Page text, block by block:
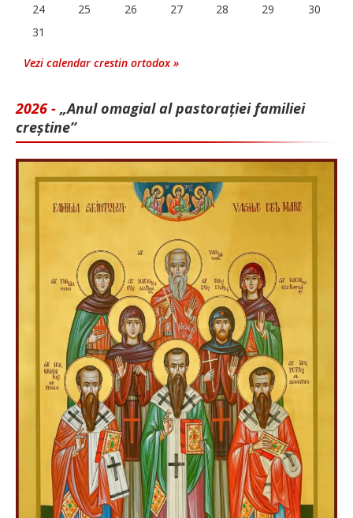
24
25 26 27 28 29
30
31
Vezi calendar crestin ortodox »
2026 - „Anul omagial al pastorației familiei
creștine”